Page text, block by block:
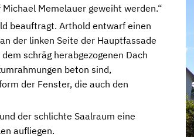
Memelauer geweiht werden.“
beauftragt. Arthold entwarf einen
der linken Seite der Hauptfassade
schräg herabgezogenen Dach
beton sind,
der Fenster, die auch den
der schlichte Saalraum eine
aufliegen.